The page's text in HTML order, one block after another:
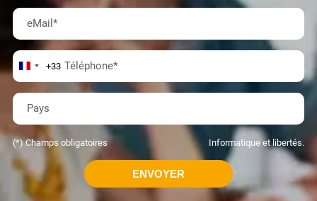
eMail*
Téléphone *
+33
Pays
(*) Champs obligatoires Informatique et libertés.